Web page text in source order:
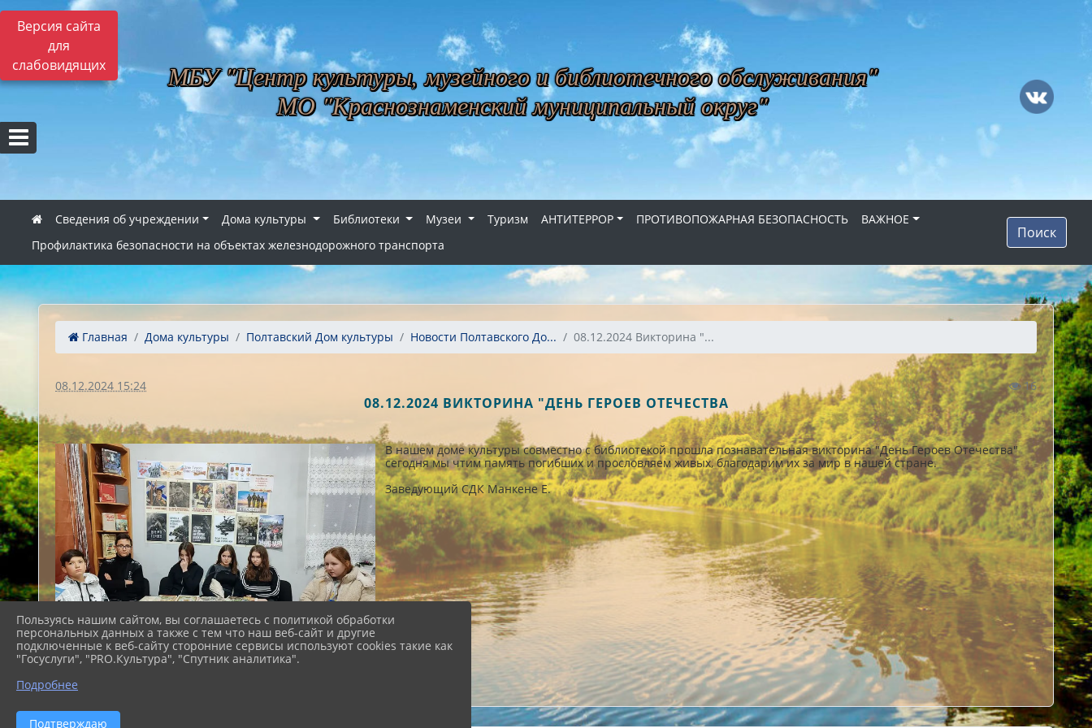
Версия сайта
для
слабовидящих
МБУ "Центр культуры, музейного и библиотечного обслуживания"
МО "Краснознаменский муниципальный округ"
Сведения об учреждении Дома культуры Библиотеки Музеи Туризм АНТИТЕРРОР ПРОТИВОПОЖАРНАЯ БЕЗОПАСНОСТЬ
ВАЖНОЕ
Профилактика безопасности на объектах железнодорожного транспорта
Поиск
Главная Дома культуры Полтавский Дом культуры Новости Полтавского До... 08.12.2024 Викторина "...
08.12.2024 15:24 16
08.12.2024 ВИКТОРИНА "ДЕНЬ ГЕРОЕВ ОТЕЧЕСТВА
В нашем доме культуры совместно с библиотекой прошла познавательная викторина "День Героев Отечества"
сегодня мы чтим память погибших и прословляем живых, благодарим их за мир в нашей стране.
Заведующий СДК Манкене Е.
Пользуясь нашим сайтом, вы соглашаетесь с политикой обработки
персональных данных а также с тем что наш веб-сайт и другие
подключенные к веб-сайту сторонние сервисы используют cookies такие как
"Госуслуги", "PRO.Культура", "Спутник аналитика".
Подробнее
Подтверждаю